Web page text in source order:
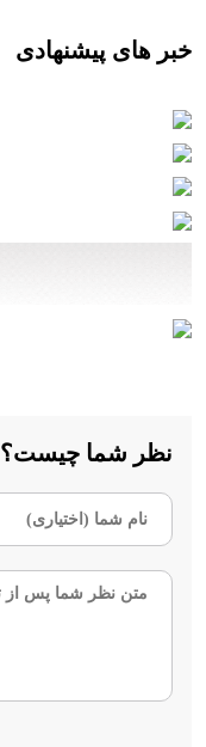
خبر های پیشنهادی
نظر شما چیست؟